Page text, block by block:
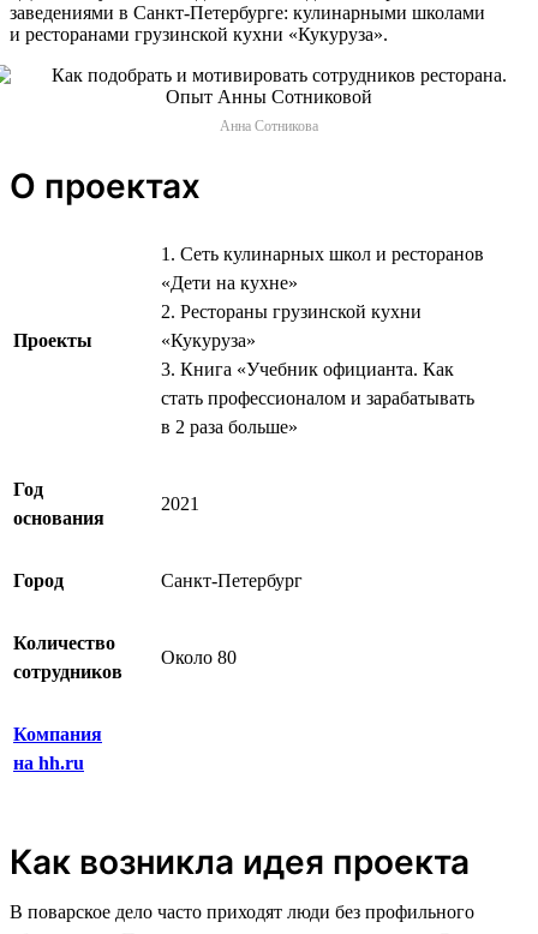
заведениями в Санкт-Петербурге: кулинарными школами
и ресторанами грузинской кухни «Кукуруза».
Анна Сотникова
О проектах
Проекты
1. Сеть кулинарных школ и ресторанов
«Дети на кухне»
2. Рестораны грузинской кухни
«Кукуруза»
3. Книга «Учебник официанта. Как
стать профессионалом и зарабатывать
в 2 раза больше»
Год
основания
2021
Город Санкт-Петербург
Количество
сотрудников
Около 80
Компания
на hh.ru
Как возникла идея проекта
В поварское дело часто приходят люди без профильного